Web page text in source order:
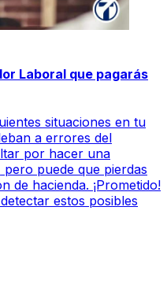
Laboral que pagarás
situaciones en tu
a errores del
por hacer una
puede que pierdas
de hacienda. ¡Prometido!
estos posibles